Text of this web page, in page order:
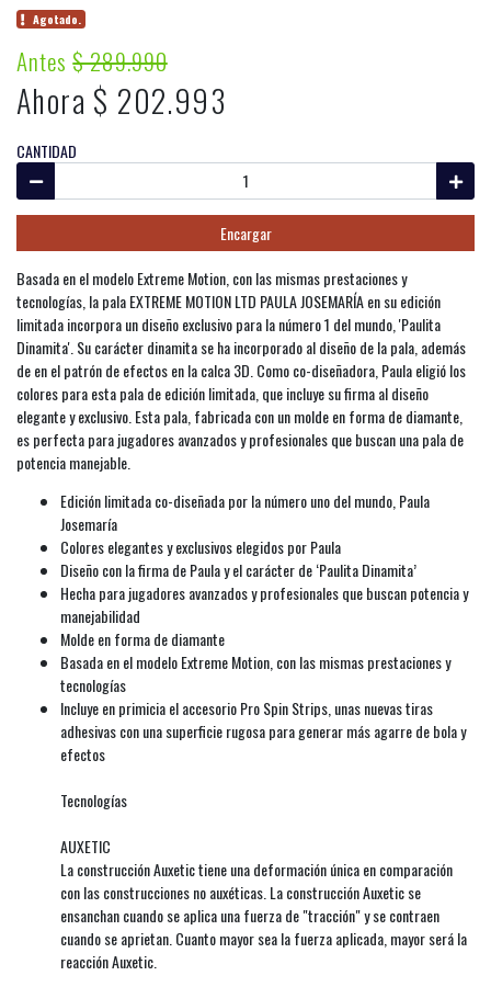
Agotado.
Antes$ 289.990
Ahora $ 202.993
CANTIDAD
Encargar
Basada en el modelo Extreme Motion, con las mismas prestaciones y
tecnologías, la pala EXTREME MOTION LTD PAULA JOSEMARÍA en su edición
limitada incorpora un diseño exclusivo para la número 1 del mundo, 'Paulita
Dinamita'. Su carácter dinamita se ha incorporado al diseño de la pala, además
de en el patrón de efectos en la calca 3D. Como co-diseñadora, Paula eligió los
colores para esta pala de edición limitada, que incluye su firma al diseño
elegante y exclusivo. Esta pala, fabricada con un molde en forma de diamante,
es perfecta para jugadores avanzados y profesionales que buscan una pala de
potencia manejable.
Edición limitada co-diseñada por la número uno del mundo, Paula
Josemaría
Colores elegantes y exclusivos elegidos por Paula
Diseño con la firma de Paula y el carácter de ‘Paulita Dinamita’
Hecha para jugadores avanzados y profesionales que buscan potencia y
manejabilidad
Molde en forma de diamante
Basada en el modelo Extreme Motion, con las mismas prestaciones y
tecnologías
Incluye en primicia el accesorio Pro Spin Strips, unas nuevas tiras
adhesivas con una superficie rugosa para generar más agarre de bola y
efectos
Tecnologías
AUXETIC
La construcción Auxetic tiene una deformación única en comparación
con las construcciones no auxéticas. La construcción Auxetic se
ensanchan cuando se aplica una fuerza de "tracción" y se contraen
cuando se aprietan. Cuanto mayor sea la fuerza aplicada, mayor será la
reacción Auxetic.